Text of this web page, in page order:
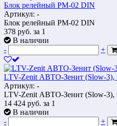
Блок релейный РМ-02 DIN
Артикул: -
Блок релейный РМ-02 DIN
378 руб. за 1
В наличии
-
+
LTV-Zenit АВТО-Зенит (Slow-3),
Артикул: -
LTV-Zenit АВТО-Зенит (Slow-3),
14 424 руб. за 1
В наличии
-
+